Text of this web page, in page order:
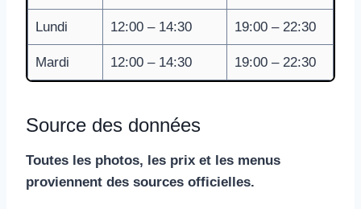
Lundi 12:00 – 14:30 19:00 – 22:30
Mardi 12:00 – 14:30 19:00 – 22:30
Source des données
Toutes les photos, les prix et les menus
proviennent des sources officielles.